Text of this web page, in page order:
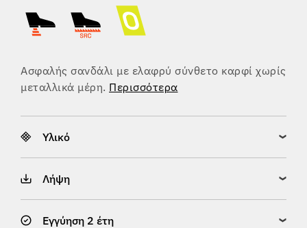
Ασφαλής σανδάλι με ελαφρύ σύνθετο καρφί χωρίς
μεταλλικά μέρη. Περισσότερα
Υλικό
Λήψη
Εγγύηση 2 έτη